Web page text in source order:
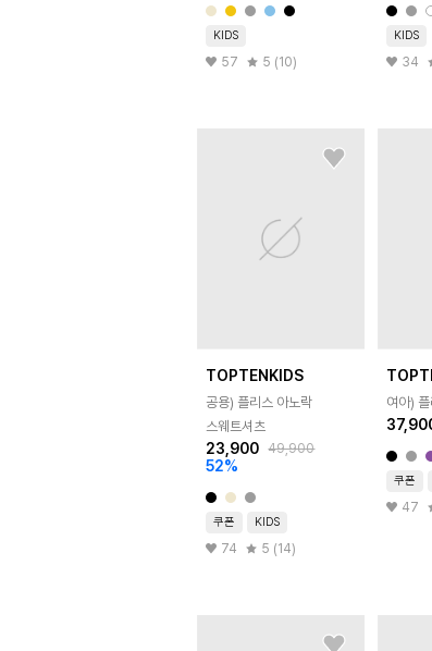
KIDS
57 5 (10)
KIDS
34
TOPTENKIDS
공용) 플리스 아노락
스웨트셔츠
23,900 49,900
52%
쿠폰 KIDS
74 5 (14)
여아)
쿠폰
47